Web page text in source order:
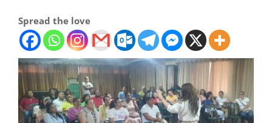
Spread the love